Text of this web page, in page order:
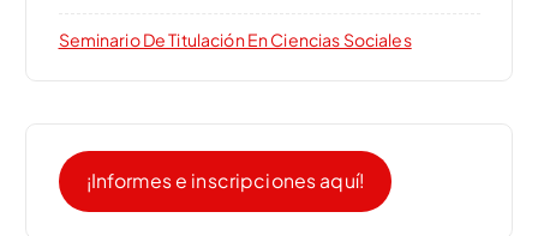
Seminario De Titulación En Ciencias Sociales
¡Informes e inscripciones aquí!